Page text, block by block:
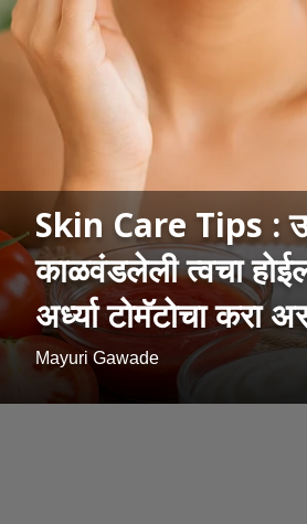
Skin Care Tips :
काळवंडलेली त्वचा
अर्ध्या टोमॅटोचा करा
Mayuri Gawade